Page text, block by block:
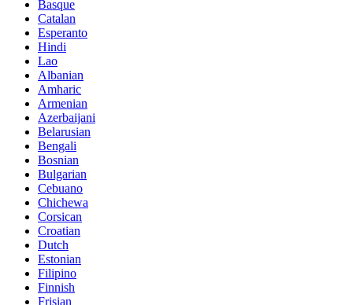
Basque
Catalan
Esperanto
Hindi
Lao
Albanian
Amharic
Armenian
Azerbaijani
Belarusian
Bengali
Bosnian
Bulgarian
Cebuano
Chichewa
Corsican
Croatian
Dutch
Estonian
Filipino
Finnish
Frisian